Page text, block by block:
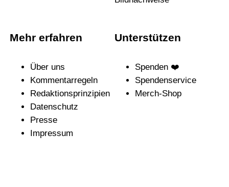
Mehr erfahren
Über uns
Kommentarregeln
Redak­ti­ons­prin­zi­pien
Daten­schutz
Presse
Impressum
Unterstützen
Spenden ❤️
Spendenservice
Merch-Shop